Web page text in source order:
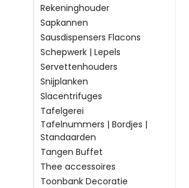
Rekeninghouder
Sapkannen
Sausdispensers Flacons
Schepwerk | Lepels
Servettenhouders
Snijplanken
Slacentrifuges
Tafelgerei
Tafelnummers | Bordjes |
Standaarden
Tangen Buffet
Thee accessoires
Toonbank Decoratie